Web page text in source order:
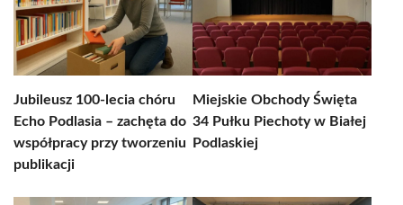
Jubileusz 100-lecia chóru
Echo Podlasia – zachęta do
współpracy przy tworzeniu
publikacji
Miejskie Obchody Święta
34 Pułku Piechoty w Białej
Podlaskiej